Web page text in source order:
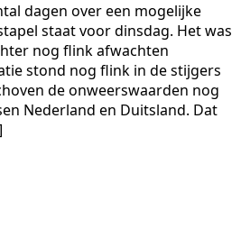
dagen over een mogelijke
staat voor dinsdag. Het was
nog flink afwachten
stond nog flink in de stijgers
de onweerswaarden nog
Nederland en Duitsland. Dat